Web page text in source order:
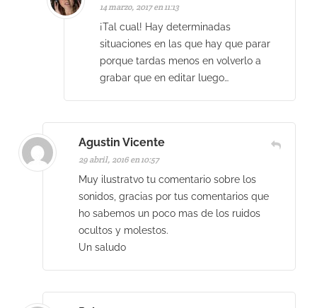
14 marzo, 2017 en 11:13
¡Tal cual! Hay determinadas
situaciones en las que hay que parar
porque tardas menos en volverlo a
grabar que en editar luego…
Agustin Vicente
29 abril, 2016 en 10:57
Muy ilustratvo tu comentario sobre los
sonidos, gracias por tus comentarios que
ho sabemos un poco mas de los ruidos
ocultos y molestos.
Un saludo